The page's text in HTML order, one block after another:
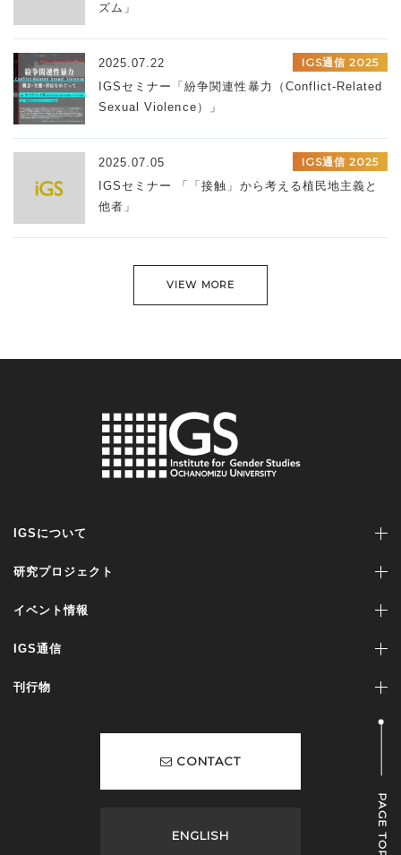
ズム」
2025.07.22
IGS通信 2025
IGSセミナー「紛争関連性暴力（Conflict-Related
Sexual Violence）」
2025.07.05
IGS通信 2025
IGSセミナー 「「接触」から考える植民地主義と
他者」
VIEW MORE
IGSについて
研究プロジェクト
イベント情報
IGS通信
刊行物
CONTACT
ENGLISH PAGE TOP